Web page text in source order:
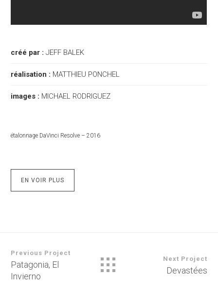
créé par :JEFF BALEK
réalisation : MATTHIEU PONCHEL
images : MICHAEL RODRIGUEZ
étalonnage DaVinci Resolve – 2016
EN VOIR PLUS
Previous Project
Patagonia, El
Invierno
Next Project
Devastées